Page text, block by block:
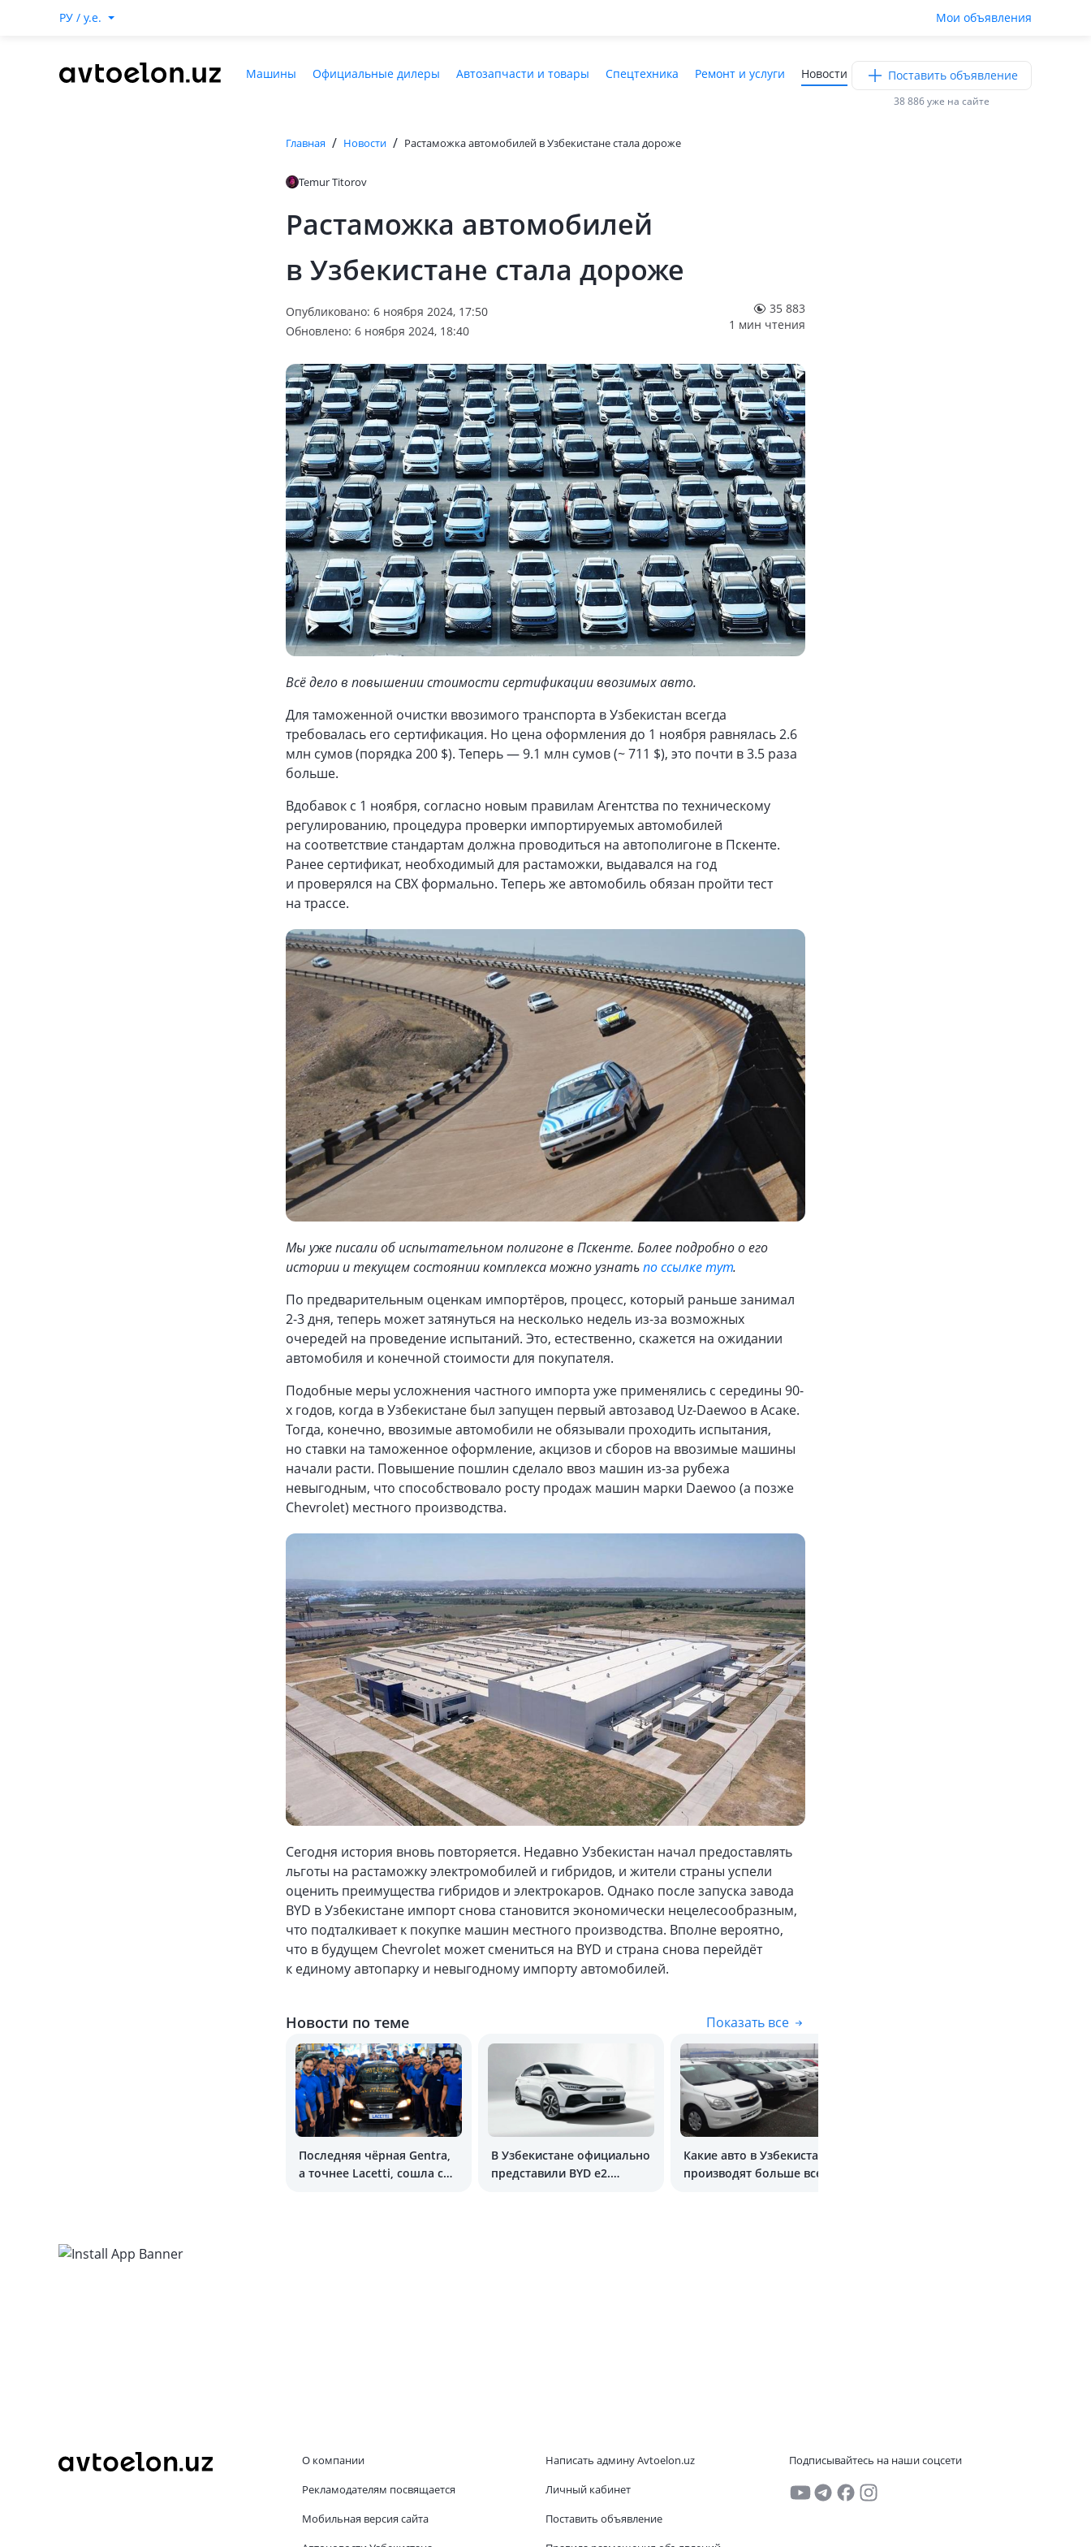
РУ / y.e. Мои объявления
Машины Официальные дилеры Автозапчасти и товары Спецтехника Ремонт и услуги Новости Поставить объявление
38 886 уже на сайте
Главная / Новости / Растаможка автомобилей в Узбекистане стала дороже
Temur Titorov
Растаможка автомобилей
в Узбекистане стала дороже
Опубликовано: 6 ноября 2024, 17:50
Обновлено: 6 ноября 2024, 18:40
35 883
1 мин чтения
Всё дело в повышении стоимости сертификации ввозимых авто.
Для таможенной очистки ввозимого транспорта в Узбекистан всегда
требовалась его сертификация. Но цена оформления до 1 ноября равнялась 2.6
млн сумов (порядка 200 $). Теперь — 9.1 млн сумов (~ 711 $), это почти в 3.5 раза
больше.
Вдобавок с 1 ноября, согласно новым правилам Агентства по техническому
регулированию, процедура проверки импортируемых автомобилей
на соответствие стандартам должна проводиться на автополигоне в Пскенте.
Ранее сертификат, необходимый для растаможки, выдавался на год
и проверялся на СВХ формально. Теперь же автомобиль обязан пройти тест
на трассе.
Мы уже писали об испытательном полигоне в Пскенте. Более подробно о его
истории и текущем состоянии комплекса можно узнатьпо ссылке тут.
По предварительным оценкам импортёров, процесс, который раньше занимал
2-3 дня, теперь может затянуться на несколько недель из-за возможных
очередей на проведение испытаний. Это, естественно, скажется на ожидании
автомобиля и конечной стоимости для покупателя.
Подобные меры усложнения частного импорта уже применялись с середины 90-
х годов, когда в Узбекистане был запущен первый автозавод Uz-Daewoo в Асаке.
Тогда, конечно, ввозимые автомобили не обязывали проходить испытания,
но ставки на таможенное оформление, акцизов и сборов на ввозимые машины
начали расти. Повышение пошлин сделало ввоз машин из-за рубежа
невыгодным, что способствовало росту продаж машин марки Daewoo (а позже
Chevrolet) местного производства.
Сегодня история вновь повторяется. Недавно Узбекистан начал предоставлять
льготы на растаможку электромобилей и гибридов, и жители страны успели
оценить преимущества гибридов и электрокаров. Однако после запуска завода
BYD в Узбекистане импорт снова становится экономически нецелесообразным,
что подталкивает к покупке машин местного производства. Вполне вероятно,
что в будущем Chevrolet может смениться на BYD и страна снова перейдёт
к единому автопарку и невыгодному импорту автомобилей.
Новости по теме Показать все
Последняя чёрная Gentra,
а точнее Lacetti, сошла с
В Узбекистане официально
представили BYD e2.
Какие авто в Узбекистане
производят больше всего?
О компании
Рекламодателям посвящается
Мобильная версия сайта
Написать админу Avtoelon.uz
Личный кабинет
Поставить объявление
Подписывайтесь на наши соцсети